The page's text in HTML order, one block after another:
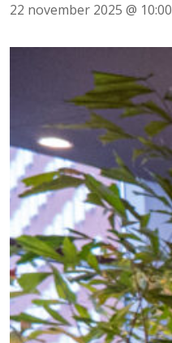
22 november 2025 @ 10:00